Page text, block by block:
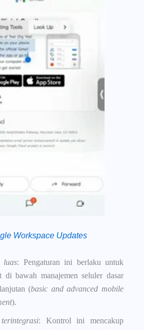
Workspace Updates
luas: Pengaturan ini berlaku untuk
di bawah manajemen seluler dasar
(basic and advanced mobile
).
: Kontrol ini mencakup